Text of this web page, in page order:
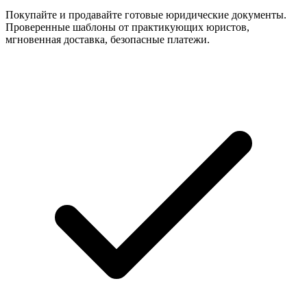
Покупайте и продавайте готовые юридические документы.
Проверенные шаблоны от практикующих юристов,
мгновенная доставка, безопасные платежи.